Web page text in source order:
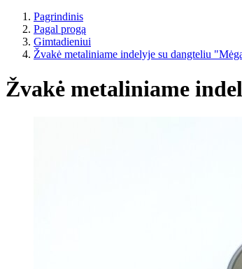
Pagrindinis
Pagal progą
Gimtadieniui
Žvakė metaliniame indelyje su dangteliu
Žvakė metaliniame